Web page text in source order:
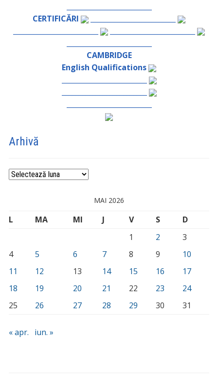
CERTIFICĂRI
CAMBRIDGE
English Qualifications
Arhivă
Arhivă
MAI 2026
L MA MI J V S
D
1
2
3
4
5 6 7 8 9
10
11
12 13 14 15 16
17
18
19 20 21 22 23
24
25
26 27 28 29 30 31
« apr. iun. »